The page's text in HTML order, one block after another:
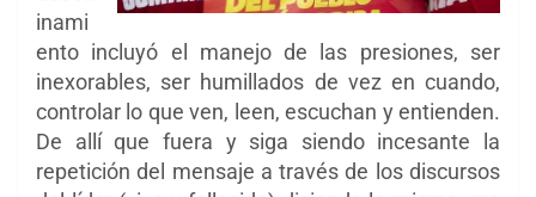
inami
ento incluyó el manejo de las presiones, ser
inexorables, ser humillados de vez en cuando,
controlar lo que ven, leen, escuchan y entienden.
De allí que fuera y siga siendo incesante la
repetición del mensaje a través de los discursos